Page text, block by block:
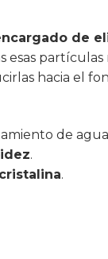
de
esas
hacia el
de
.
.